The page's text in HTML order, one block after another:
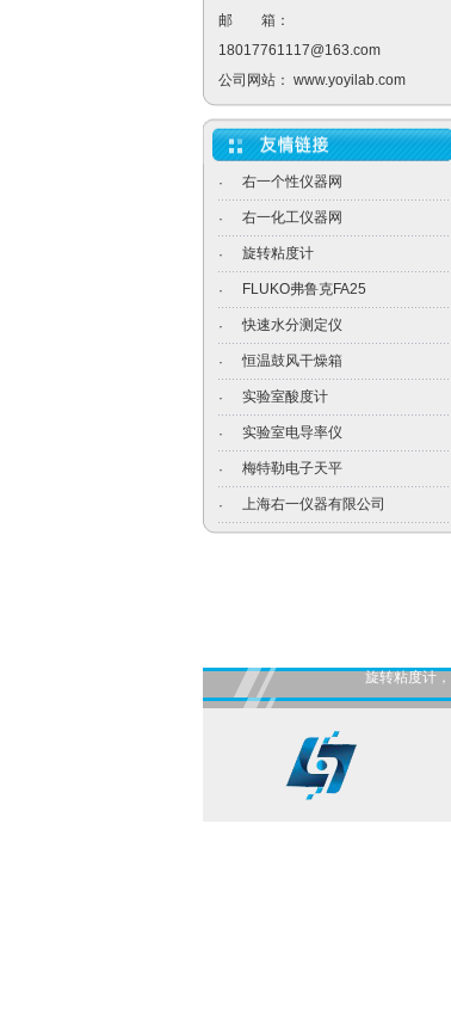
邮 箱：
18017761117@163.com
公司网站： www.yoyilab.com
· 右一个性仪器网
· 右一化工仪器网
· 旋转粘度计
· FLUKO弗鲁克FA25
· 快速水分测定仪
· 恒温鼓风干燥箱
· 实验室酸度计
· 实验室电导率仪
· 梅特勒电子天平
· 上海右一仪器有限公司
旋转粘度计